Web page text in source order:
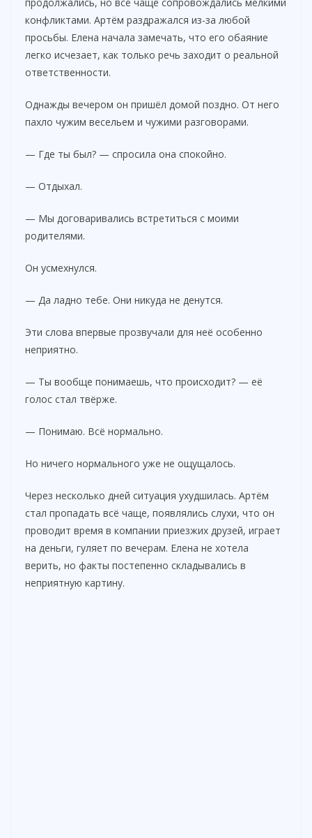
конфликтами. Артём раздражался из-за любой
просьбы. Елена начала замечать, что его обаяние
легко исчезает, как только речь заходит о реальной
ответственности.
Однажды вечером он пришёл домой поздно. От него
пахло чужим весельем и чужими разговорами.
— Где ты был? — спросила она спокойно.
— Отдыхал.
— Мы договаривались встретиться с моими
родителями.
Он усмехнулся.
— Да ладно тебе. Они никуда не денутся.
Эти слова впервые прозвучали для неё особенно
неприятно.
— Ты вообще понимаешь, что происходит? — её
голос стал твёрже.
— Понимаю. Всё нормально.
Но ничего нормального уже не ощущалось.
Через несколько дней ситуация ухудшилась. Артём
стал пропадать всё чаще, появлялись слухи, что он
проводит время в компании приезжих друзей, играет
на деньги, гуляет по вечерам. Елена не хотела
верить, но факты постепенно складывались в
неприятную картину.